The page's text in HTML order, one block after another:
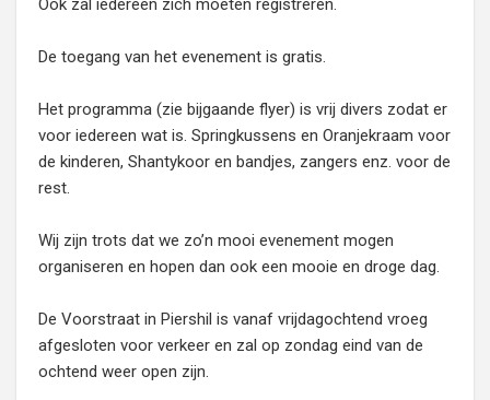
Ook zal iedereen zich moeten registreren.
De toegang van het evenement is gratis.
Het programma (zie bijgaande flyer) is vrij divers zodat er
voor iedereen wat is. Springkussens en Oranjekraam voor
de kinderen, Shantykoor en bandjes, zangers enz. voor de
rest.
Wij zijn trots dat we zo’n mooi evenement mogen
organiseren en hopen dan ook een mooie en droge dag.
De Voorstraat in Piershil is vanaf vrijdagochtend vroeg
afgesloten voor verkeer en zal op zondag eind van de
ochtend weer open zijn.